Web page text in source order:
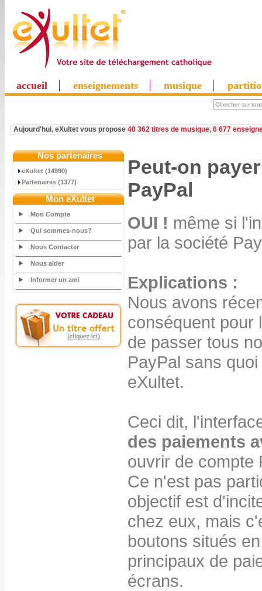
accueil enseignements musique
Aujourd'hui, eXultet vous propose 40 362 titres de musique, 6 677
Nos partenaires
eXultet (14990)
Partenaires (1377)
Mon eXultet
Mon Compte
Qui sommes-nous?
Nous Contacter
Nous aider
Informer un ami
Peut-on
PayPal
OUI ! même si
par la société
Explications :
Nous avons
conséquent pour
de passer tous
PayPal sans
eXultet.
Ceci dit,
des paiements
ouvrir de compte
Ce n'est pas
objectif est
chez eux, mais
boutons situés
principaux de
écrans.